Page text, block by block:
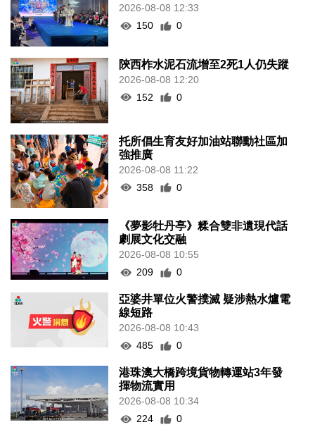
2026-08-08 12:33
150
0
陝西柞水泥石流增至2死1人仍失蹤
2026-08-08 12:20
152
0
托所倡生育友好加油站聯動社區加
強推廣
2026-08-08 11:22
358
0
《夢影牡丹亭》糅合雙非遺現代話
劇展文化交融
2026-08-08 10:55
209
0
亞婆井單位火警撲滅 疑涉熱水爐電
線短路
2026-08-08 10:43
485
0
港珠澳大橋跨境貨物轉運站3年發
揮物流實用
2026-08-08 10:34
224
0